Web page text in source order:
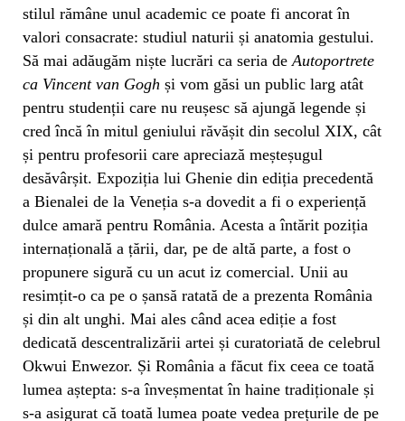
stilul rămâne unul academic ce poate fi ancorat în
valori consacrate: studiul naturii și anatomia gestului.
Să mai adăugăm niște lucrări ca seria de Autoportrete
ca Vincent van Gogh și vom găsi un public larg atât
pentru studenții care nu reușesc să ajungă legende și
cred încă în mitul geniului răvășit din secolul XIX, cât
și pentru profesorii care apreciază meșteșugul
desăvârșit. Expoziția lui Ghenie din ediția precedentă
a Bienalei de la Veneția s-a dovedit a fi o experiență
dulce amară pentru România. Acesta a întărit poziția
internațională a țării, dar, pe de altă parte, a fost o
propunere sigură cu un acut iz comercial. Unii au
resimțit-o ca pe o șansă ratată de a prezenta România
și din alt unghi. Mai ales când acea ediție a fost
dedicată descentralizării artei și curatoriată de celebrul
Okwui Enwezor. Și România a făcut fix ceea ce toată
lumea aștepta: s-a înveșmentat în haine tradiționale și
s-a asigurat că toată lumea poate vedea prețurile de pe